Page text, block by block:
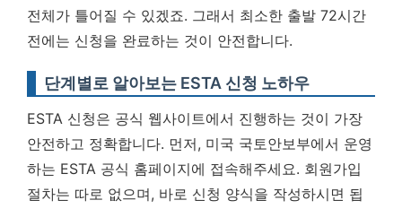
전체가 틀어질 수 있겠죠. 그래서 최소한 출발 72시간
전에는 신청을 완료하는 것이 안전합니다.
단계별로 알아보는 ESTA 신청 노하우
ESTA 신청은 공식 웹사이트에서 진행하는 것이 가장
안전하고 정확합니다. 먼저, 미국 국토안보부에서 운영
하는 ESTA 공식 홈페이지에 접속해주세요. 회원가입
절차는 따로 없으며, 바로 신청 양식을 작성하시면 됩